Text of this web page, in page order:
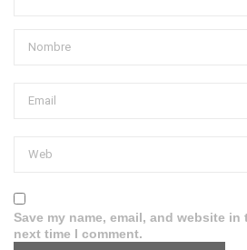
Save my name, email, and website
next time I comment.